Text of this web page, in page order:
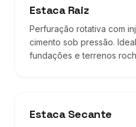
Estaca Raiz
Perfuração rotativa com
cimento sob pressão.
fundações e terrenos
Estaca Secante